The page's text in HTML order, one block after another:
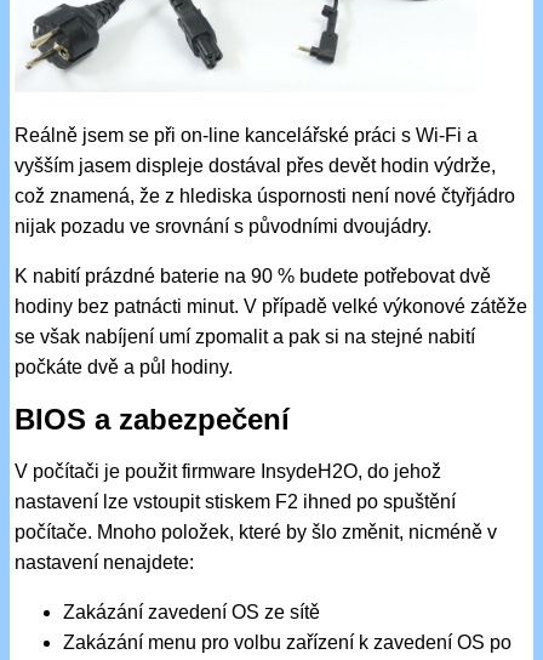
Reálně jsem se při on-line kancelářské práci s Wi-Fi a
vyšším jasem displeje dostával přes devět hodin výdrže,
což znamená, že z hlediska úspornosti není nové čtyřjádro
nijak pozadu ve srovnání s původními dvoujádry.
K nabití prázdné baterie na 90 % budete potřebovat dvě
hodiny bez patnácti minut. V případě velké výkonové zátěže
se však nabíjení umí zpomalit a pak si na stejné nabití
počkáte dvě a půl hodiny.
BIOS a zabezpečení
V počítači je použit firmware InsydeH2O, do jehož
nastavení lze vstoupit stiskem F2 ihned po spuštění
počítače. Mnoho položek, které by šlo změnit, nicméně v
nastavení nenajdete:
Zakázání zavedení OS ze sítě
Zakázání menu pro volbu zařízení k zavedení OS po